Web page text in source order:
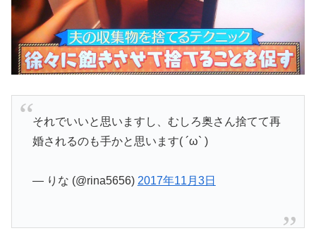
それでいいと思いますし、むしろ奥さん捨てて再
婚されるのも手かと思います( ´ω` )
— りな (@rina5656) 2017年11月3日